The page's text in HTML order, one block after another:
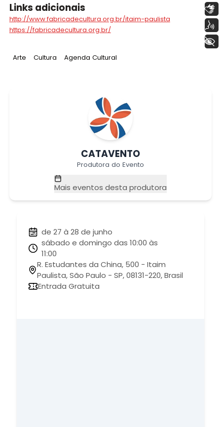
Links adicionais
http://www.fabricadecultura.org.br/itaim-paulista
https://fabricadecultura.org.br/
Tag:
Arte Tag:
Cultura Tag:
Agenda Cultural
CATAVENTO
Produtora do Evento
Mais eventos desta produtora
de 27 à 28 de junho
sábado e domingo das 10:00 às
11:00
R. Estudantes da China, 500 - Itaim
Paulista, São Paulo - SP, 08131-220, Brasil
Entrada Gratuita